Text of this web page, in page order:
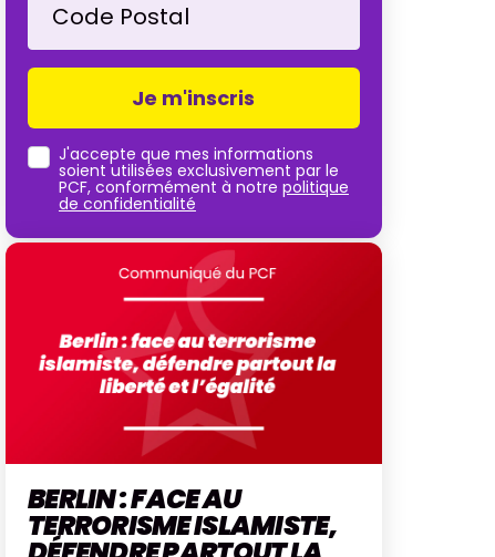
Code Postal
J'accepte que mes informations
soient utilisées exclusivement par le
PCF, conformément à notre politique
de confidentialité
BERLIN : FACE AU
TERRORISME ISLAMISTE,